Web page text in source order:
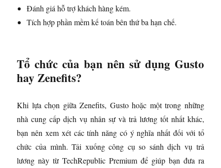
Đánh giá hỗ trợ khách hàng kém.
Tích hợp phần mềm kế toán bên thứ ba hạn chế.
Tổ chức của bạn nên sử dụng Gusto
hay Zenefits?
Khi lựa chọn giữa Zenefits, Gusto hoặc một trong những
nhà cung cấp dịch vụ nhân sự và trả lương tốt nhất khác,
bạn nên xem xét các tính năng có ý nghĩa nhất đối với tổ
chức của mình. Tải xuống công cụ so sánh dịch vụ trả
lương này từ TechRepublic Premium để giúp bạn đưa ra